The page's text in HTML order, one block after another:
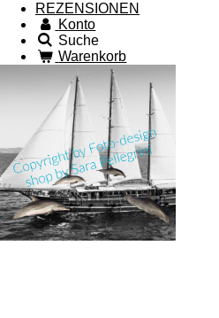
REZENSIONEN
Konto
Suche
Warenkorb